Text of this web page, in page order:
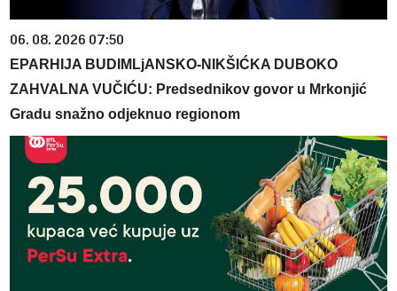
06. 08. 2026 07:50
EPARHIJA BUDIMLjANSKO-NIKŠIĆKA DUBOKO
ZAHVALNA VUČIĆU: Predsednikov govor u Mrkonjić
Gradu snažno odjeknuo regionom